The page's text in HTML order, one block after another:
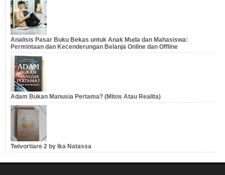
Analisis Pasar Buku Bekas untuk Anak Muda dan Mahasiswa:
Permintaan dan Kecenderungan Belanja Online dan Offline
Adam Bukan Manusia Pertama? (Mitos Atau Realita)
Twivortiare 2 by Ika Natassa